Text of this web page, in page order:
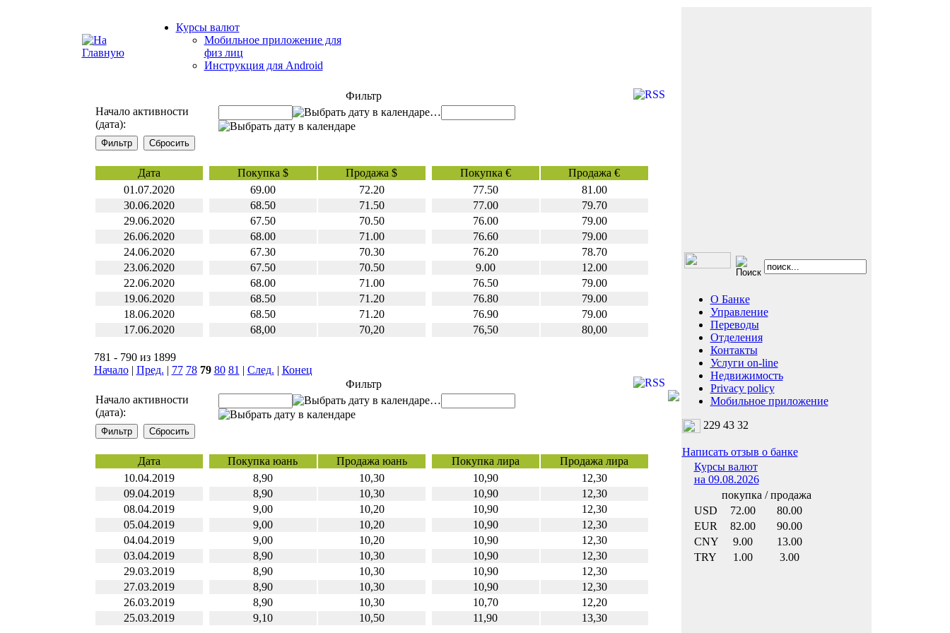
Курсы валют
Мобильное приложение для
физ лиц
Инструкция для Android
О Банке
Управление
Переводы
Отделения
Контакты
Услуги on-line
Недвижимость
Privacy policy
Мобильное приложение
229 43 32
Написать отзыв о банке
Курсы валют
на 09.08.2026
покупка / продажа
USD
72.00
80.00
EUR
82.00
90.00
CNY
9.00
13.00
TRY
1.00 3.00
Фильтр
Начало активности
(дата):
…
Дата Покупка $ Продажа $ Покупка €
Продажа €
01.07.2020
69.00 72.20 77.50
81.00
30.06.2020
68.50 71.50 77.00
79.70
29.06.2020
67.50 70.50 76.00
79.00
26.06.2020
68.00 71.00 76.60
79.00
24.06.2020
67.30 70.30 76.20
78.70
23.06.2020
67.50 70.50 9.00
12.00
22.06.2020
68.00 71.00 76.50
79.00
19.06.2020
68.50 71.20 76.80
79.00
18.06.2020
68.50 71.20 76.90
79.00
17.06.2020
68,00 70,20 76,50 80,00
781 - 790 из 1899
Начало| Пред. | 77 78 79 80 81 | След. | Конец
Фильтр
Начало активности
(дата):
…
Дата Покупка юань Продажа юань Покупка лира
Продажа лира
10.04.2019
8,90 10,30 10,90
12,30
09.04.2019
8,90 10,30 10,90
12,30
08.04.2019
9,00 10,20 10,90
12,30
05.04.2019
9,00 10,20 10,90
12,30
04.04.2019
9,00 10,20 10,90
12,30
03.04.2019
8,90 10,30 10,90
12,30
29.03.2019
8,90 10,30 10,90
12,30
27.03.2019
8,90 10,30 10,90
12,30
26.03.2019
8,90 10,30 10,70
12,20
25.03.2019
9,10 10,50 11,90 13,30